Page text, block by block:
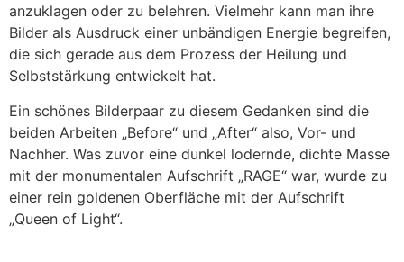
anzuklagen oder zu belehren. Vielmehr kann man ihre
Bilder als Ausdruck einer unbändigen Energie begreifen,
die sich gerade aus dem Prozess der Heilung und
Selbststärkung entwickelt hat.
Ein schönes Bilderpaar zu diesem Gedanken sind die
beiden Arbeiten „Before“ und „After“ also, Vor- und
Nachher. Was zuvor eine dunkel lodernde, dichte Masse
mit der monumentalen Aufschrift „RAGE“ war, wurde zu
einer rein goldenen Oberfläche mit der Aufschrift
„Queen of Light“.